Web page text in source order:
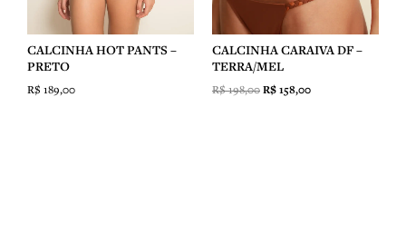
CALCINHA HOT PANTS –
PRETO
R$ 189,00
CALCINHA CARAIVA DF –
TERRA/MEL
R$198,00 R$ 158,00